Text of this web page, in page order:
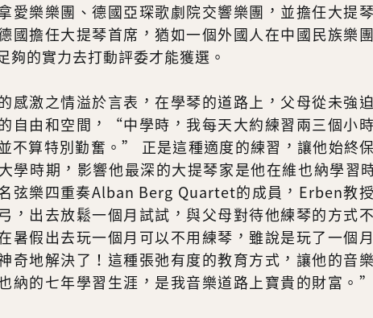
愛樂樂團、德國亞琛歌劇院交響樂團，並擔任大提
國擔任大提琴首席，猶如一個外國人在中國民族樂
夠的實力去打動評委才能獲選。
感激之情溢於言表，在學琴的道路上，父母從未強
自由和空間，“中學時，我每天大約練習兩三個小
不算特別勤奮。” 正是這種適度的練習，讓他始終
學時期，影響他最深的大提琴家是他在維也納學習
弦樂四重奏Alban Berg Quartet的成員，Erben教
，出去放鬆一個月試試，與父母對待他練琴的方式
暑假出去玩一個月可以不用練琴，雖說是玩了一個
奇地解決了！這種張弛有度的教育方式，讓他的音
納的七年學習生涯，是我音樂道路上寶貴的財富。